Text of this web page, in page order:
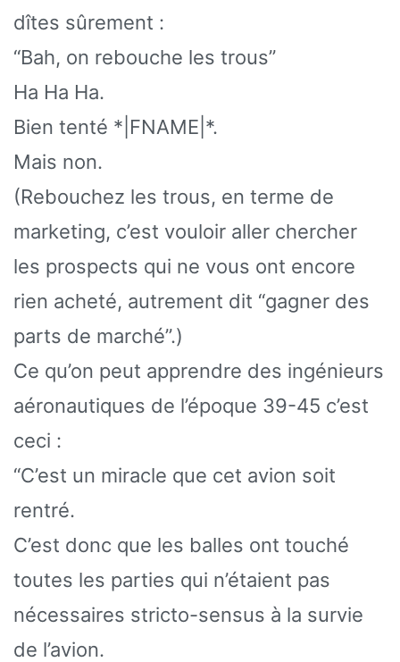
dîtes sûrement :
“Bah, on rebouche les trous”
Ha Ha Ha.
Bien tenté *|FNAME|*.
Mais non.
(Rebouchez les trous, en terme de
marketing, c’est vouloir aller chercher
les prospects qui ne vous ont encore
rien acheté, autrement dit “gagner des
parts de marché”.)
Ce qu’on peut apprendre des ingénieurs
aéronautiques de l’époque 39-45 c’est
ceci :
“C’est un miracle que cet avion soit
rentré.
C’est donc que les balles ont touché
toutes les parties qui n’étaient pas
nécessaires stricto-sensus à la survie
de l’avion.